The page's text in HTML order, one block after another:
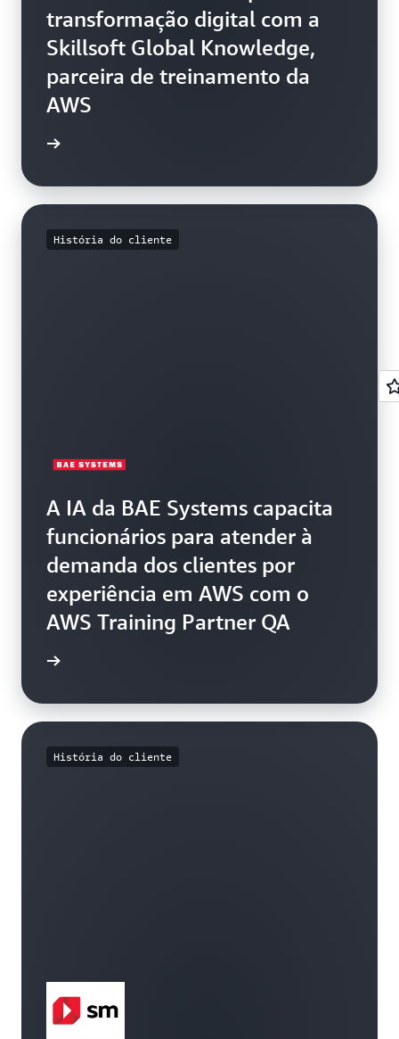
transformação digital com a
Skillsoft Global Knowledge,
parceira de treinamento da
AWS
História do cliente
A IA da BAE Systems capacita
funcionários para atender à
demanda dos clientes por
experiência em AWS com o
AWS Training Partner QA
História do cliente